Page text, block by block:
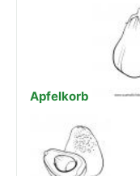
Apfelkorb